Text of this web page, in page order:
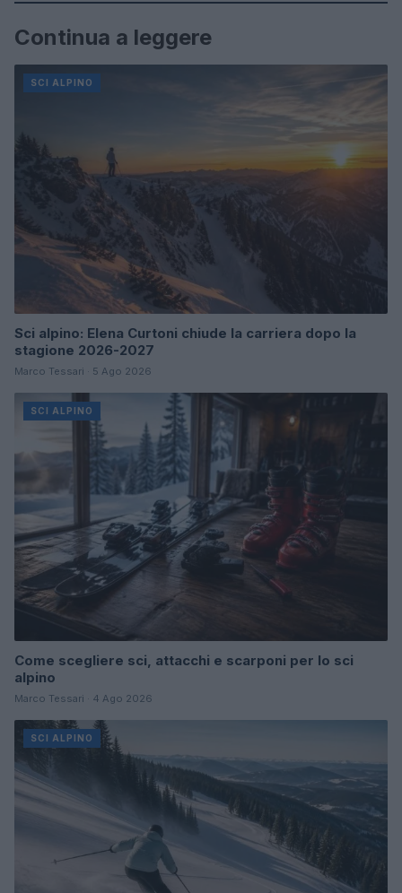
Continua a leggere
SCI ALPINO
Sci alpino: Elena Curtoni chiude la carriera dopo la
stagione 2026-2027
Marco Tessari · 5 Ago 2026
SCI ALPINO
Come scegliere sci, attacchi e scarponi per lo sci
alpino
Marco Tessari · 4 Ago 2026
SCI ALPINO